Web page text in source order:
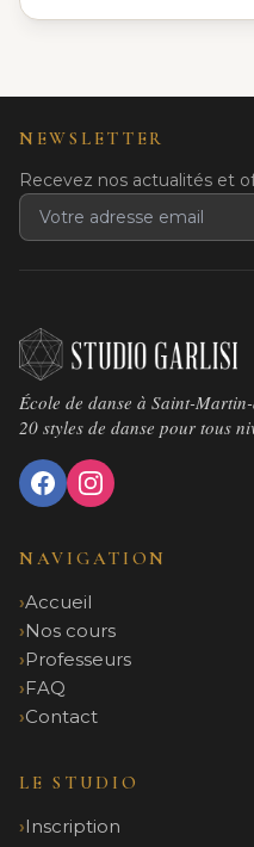
NEWSLETTER
Recevez nos actualités et
École de danse à Saint-
20 styles de danse pour tous
NAVIGATION
Accueil
Nos cours
Professeurs
FAQ
Contact
LE STUDIO
Inscription